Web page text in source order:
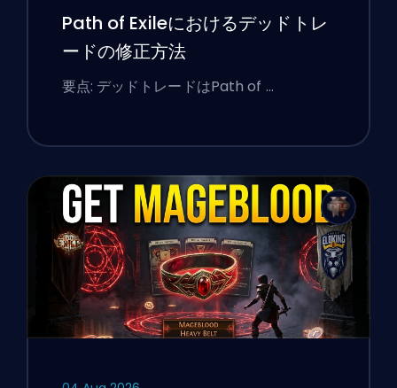
Path of Exileにおけるデッドトレ
ードの修正方法
要点: デッドトレードはPath of …